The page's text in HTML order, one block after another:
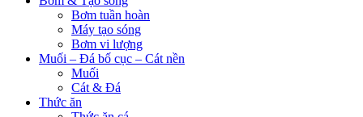
Bơm tuần hoàn
Máy tạo sóng
Bơm vi lượng
Muối – Đá bố cục – Cát nền
Muối
Cát & Đá
Thức ăn